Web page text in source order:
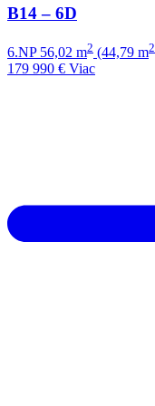
B14 – 6D
6.NP 56,02 m2 (44,79 m2
179 990 € Viac